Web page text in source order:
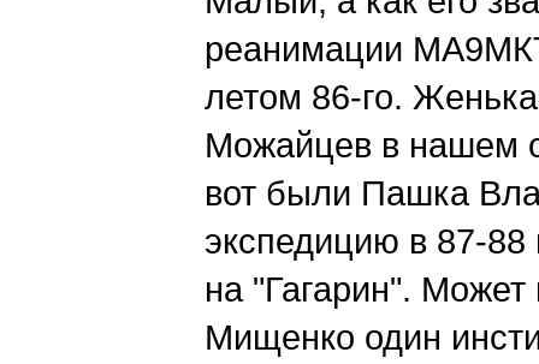
реанимации
летом 86-го.
Можайцев в нашем
вот были Пашка
экспедицию в 87-
на "Гагарин".
Мищенко один